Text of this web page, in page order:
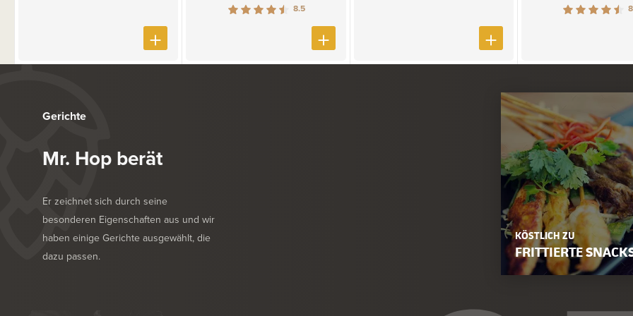
8.5
Gerichte
Mr. Hop berät
Er zeichnet sich durch seine
besonderen Eigenschaften aus und wir
haben einige Gerichte ausgewählt, die
dazu passen.
KÖSTLICH ZU
FRITTIERTE